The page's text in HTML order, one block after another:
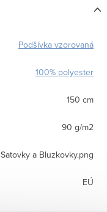
Podšívka vzorovaná
100% polyester
150 cm
90 g/m2
Satovky a Bluzkovky.png
EÚ